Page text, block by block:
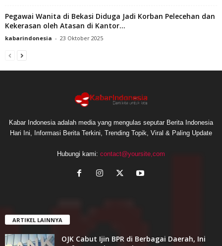
Pegawai Wanita di Bekasi Diduga Jadi Korban Pelecehan dan
Kekerasan oleh Atasan di Kantor...
kabarindonesia - 23 Oktober 2025
Kabar Indonesia adalah media yang mengulas seputar Berita Indonesia
Hari Ini, Informasi Berita Terkini, Trending Topik, Viral & Paling Update
Hubungi kami: contact@yoursite,com
ARTIKEL LAINNYA
OJK Cabut Ijin BPR di Berbagai Daerah, Ini